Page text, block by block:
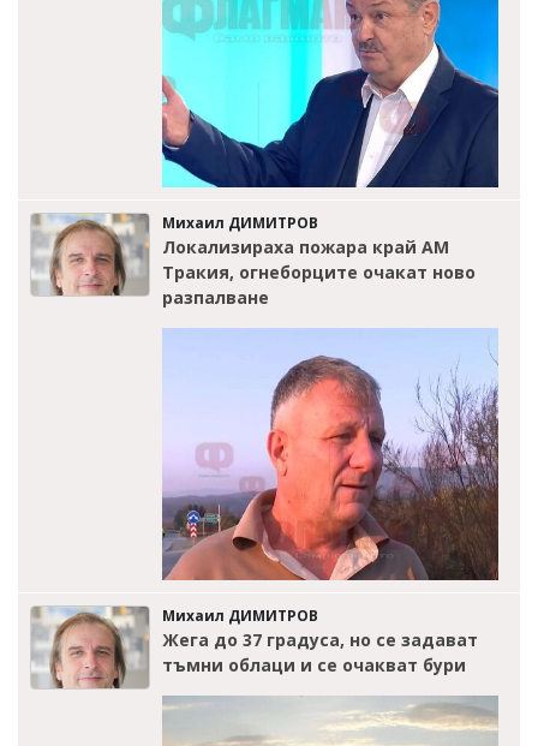
Михаил ДИМИТРОВ
Локализираха пожара край АМ
Тракия, огнеборците очакат ново
разпалване
Михаил ДИМИТРОВ
Жега до 37 градуса, но се задават
тъмни облаци и се очакват бури